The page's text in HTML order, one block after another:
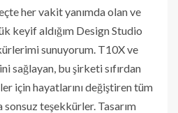
her vakit yanımda olan ve
keyif aldığım Design Studio
sunuyorum. T10X ve
sağlayan, bu şirketi sıfırdan
için hayatlarını değiştiren tüm
sonsuz teşekkürler. Tasarım